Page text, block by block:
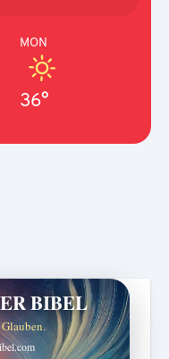
MON
36°
BIBEL